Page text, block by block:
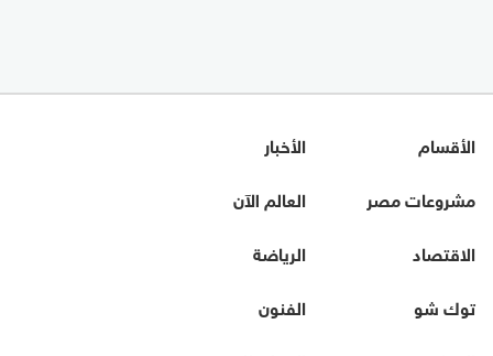
الأقسام
الأخبار
مشروعات مصر
العالم الآن
الاقتصاد
الرياضة
توك شو
الفنون